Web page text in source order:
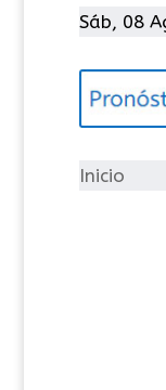
t
g
í
Sáb, 08
Inicio